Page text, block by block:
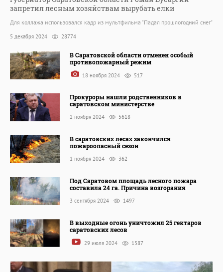
запретил лесным хозяйствам вырубать елки
Для коллажа использовался кадр из мультфильма "Падал прошлогодний снег"
5 декабря 2024 28774
В Саратовской области отменен особый
противопожарный режим
18 ноября 2024 517
Прокуроры нашли родственников в
саратовском министерстве
2 ноября 2024 5618
В саратовских лесах закончился
пожароопасный сезон
1 ноября 2024 362
Под Саратовом площадь лесного пожара
составила 24 га. Причина возгорания
3 сентября 2024 1497
В выходные огонь уничтожил 25 гектаров
саратовских лесов
29 июля 2024 1587